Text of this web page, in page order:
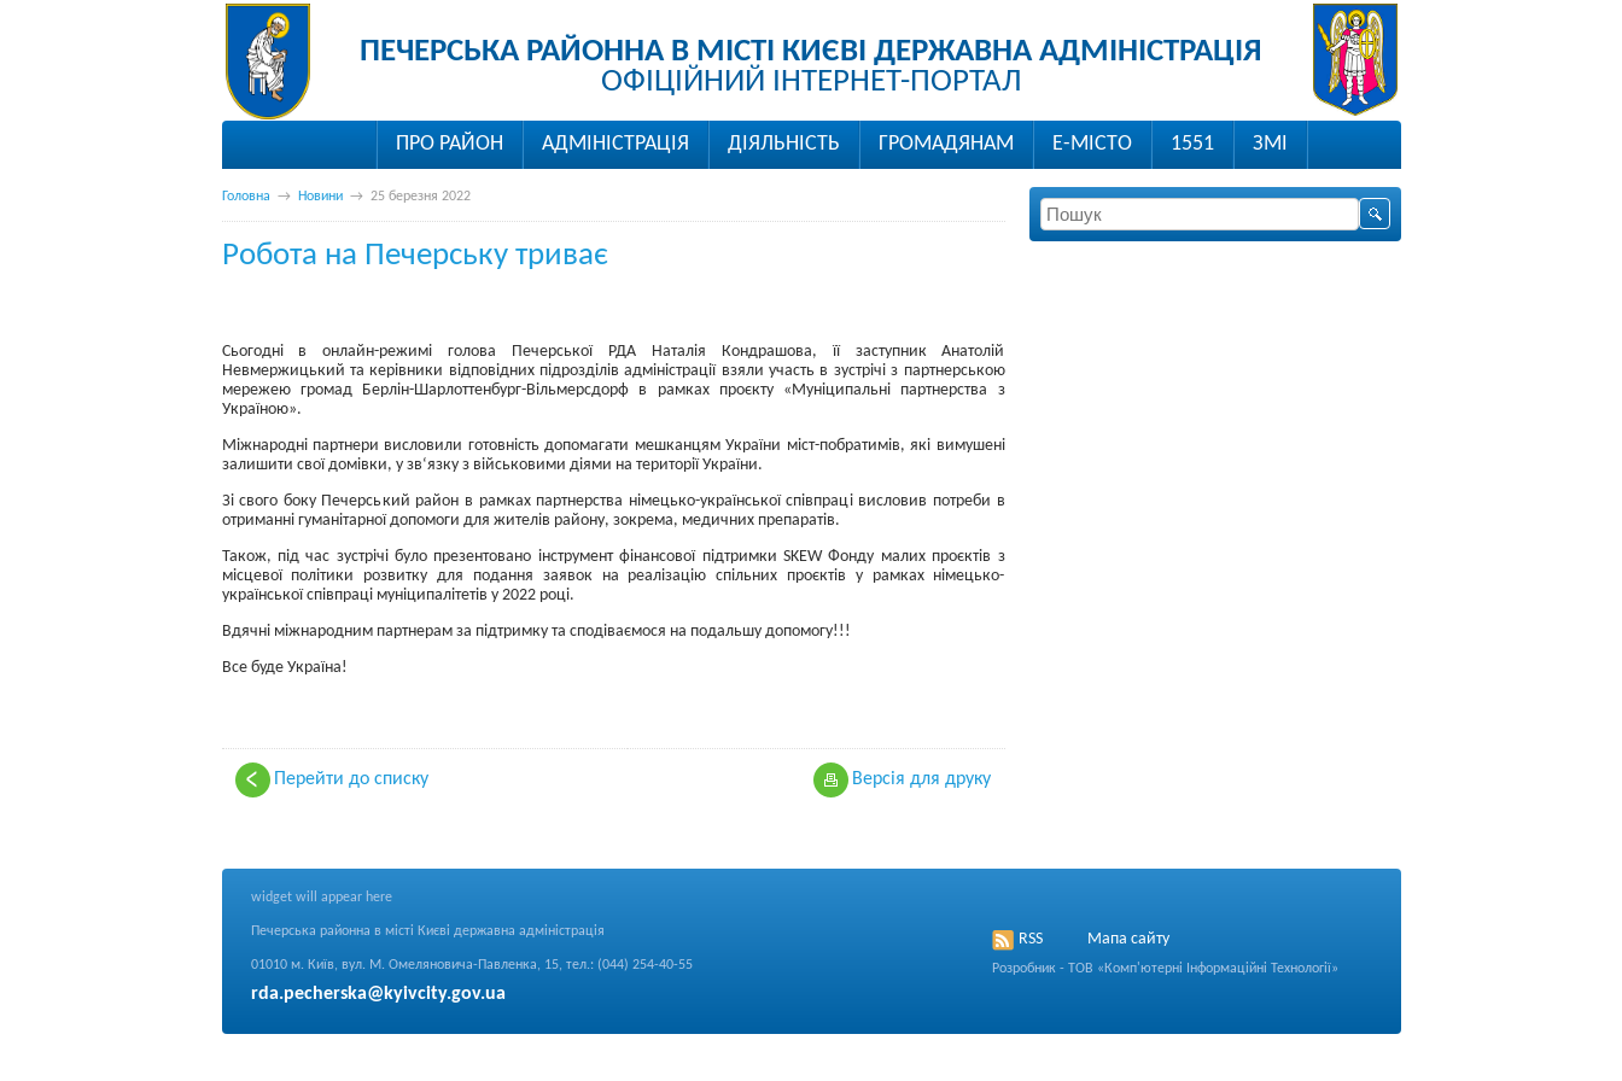
ПЕЧЕРСЬКА РАЙОННА В МІСТІ КИЄВІ ДЕРЖАВНА АДМІНІСТРАЦІЯ
ОФІЦІЙНИЙ ІНТЕРНЕТ-ПОРТАЛ
ПРО РАЙОН АДМІНІСТРАЦІЯ ДІЯЛЬНІСТЬ ГРОМАДЯНАМ Е-МІСТО 1551 ЗМІ
Головна → Новини→ 25 березня 2022
Робота на Печерську триває
Сьогодні в онлайн-режимі голова Печерської РДА Наталія Кондрашова, її заступник Анатолій
Невмержицький та керівники відповідних підрозділів адміністрації взяли участь в зустрічі з партнерською
мережею громад Берлін-Шарлоттенбург-Вільмерсдорф в рамках проєкту «Муніципальні партнерства з
Україною».
Міжнародні партнери висловили готовність допомагати мешканцям України міст-побратимів, які вимушені
залишити свої домівки, у зв‘язку з військовими діями на території України.
Зі свого боку Печерський район в рамках партнерства німецько-української співпраці висловив потреби в
отриманні гуманітарної допомоги для жителів району, зокрема, медичних препаратів.
Також, під час зустрічі було презентовано інструмент фінансової підтримки SKEW Фонду малих проєктів з
місцевої політики розвитку для подання заявок на реалізацію спільних проєктів у рамках німецько-
української співпраці муніципалітетів у 2022 році.
Вдячні міжнародним партнерам за підтримку та сподіваємося на подальшу допомогу!!!
Все буде Україна!
Перейти до списку Версiя для друку
widget will appear here
Печерська районна в місті Києві державна адміністрація
01010 м. Київ, вул. М. Омеляновича-Павленка, 15, тел.: (044) 254-40-55
rda.pecherska@kyivcity.gov.ua
RSS Мапа сайту
Розробник - ТОВ « Комп'ютерні Інформаційні Технології»